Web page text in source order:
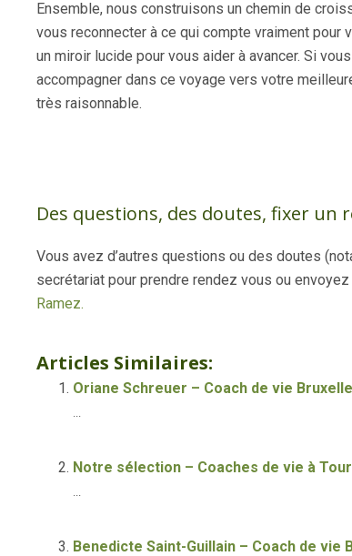
Ensemble, nous construisons un chemin de
vous reconnecter à ce qui compte vraiment pour
un miroir lucide pour vous aider à avancer. Si
accompagner dans ce voyage vers votre
très raisonnable.
Des questions, des doutes, fixer un
Vous avez d’autres questions ou des doutes
secrétariat pour prendre rendez vous ou
Ramez.
Articles Similaires:
Oriane Schreuer – Coach de vie
...
Notre sélection – Coaches de vie à
...
Benedicte Saint-Guillain – Coach de vie